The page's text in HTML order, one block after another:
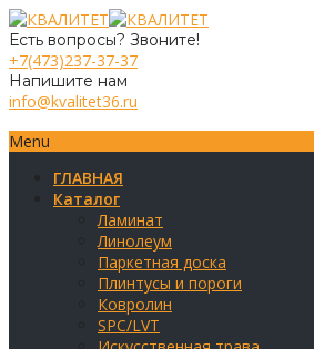
Есть вопросы? Звоните!
+7(473)237-37-37
Напишите нам
info@kvalitet36.ru
Menu
ГЛАВНАЯ
Каталог
Ламинат
Линолеум
Паркетная доска
Плинтусы и пороги
Ковролин
SPC/LVT